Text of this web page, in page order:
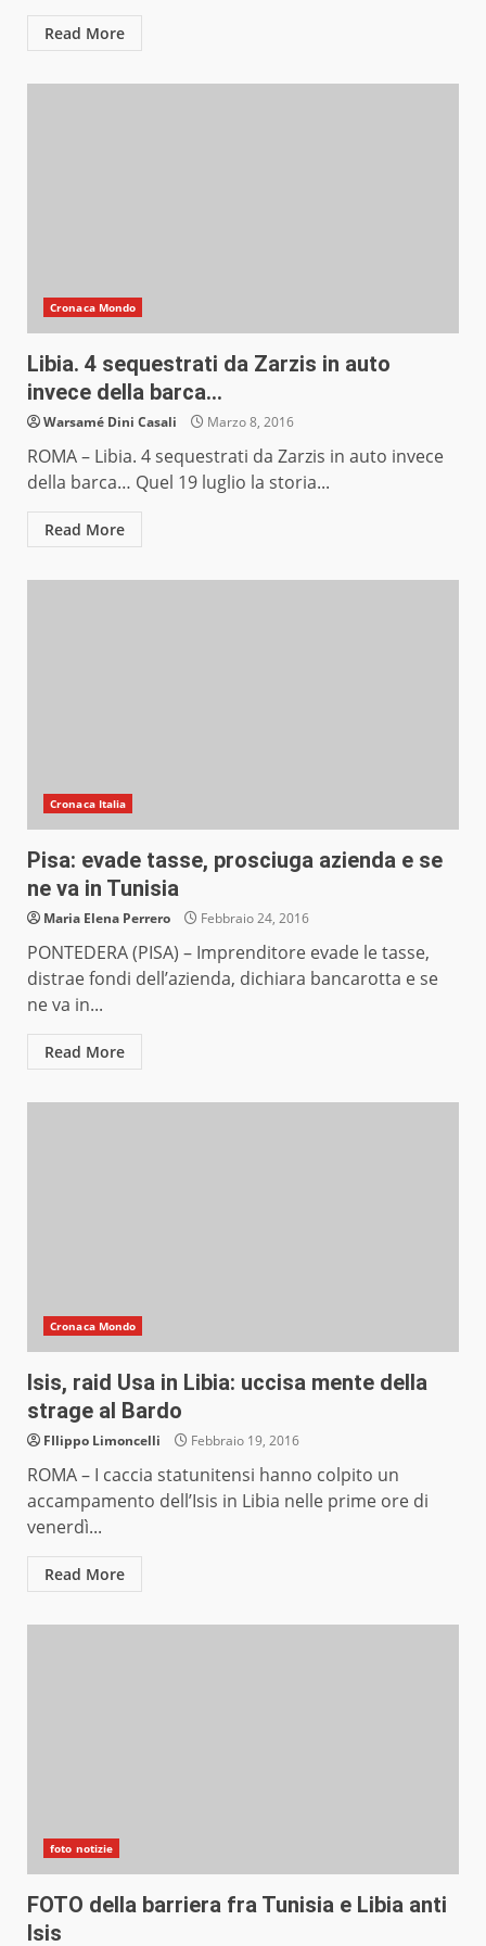
Read More
Cronaca Mondo
Libia. 4 sequestrati da Zarzis in auto
invece della barca…
Warsamé Dini Casali Marzo 8, 2016
ROMA – Libia. 4 sequestrati da Zarzis in auto invece
della barca… Quel 19 luglio la storia...
Read More
Cronaca Italia
Pisa: evade tasse, prosciuga azienda e se
ne va in Tunisia
Maria Elena Perrero Febbraio 24, 2016
PONTEDERA (PISA) – Imprenditore evade le tasse,
distrae fondi dell’azienda, dichiara bancarotta e se
ne va in...
Read More
Cronaca Mondo
Isis, raid Usa in Libia: uccisa mente della
strage al Bardo
FIlippo Limoncelli Febbraio 19, 2016
ROMA – I caccia statunitensi hanno colpito un
accampamento dell’Isis in Libia nelle prime ore di
venerdì...
Read More
foto notizie
FOTO della barriera fra Tunisia e Libia anti
Isis